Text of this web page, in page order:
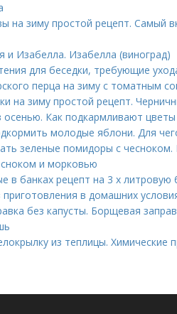
на зиму простой рецепт. Самый
и Изабелла. Изабелла (виноград)
для беседки, требующие
перца на зиму с томатным
на зиму простой рецепт.
осенью. Как подкармливают
молодые яблони. Для
зеленые помидоры с
и морковью
в банках рецепт на 3 х
в домашних
без капусты. Борщевая
из теплицы. Химические